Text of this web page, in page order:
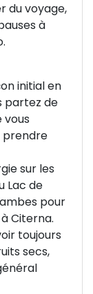
du voyage,
à
initial en
partez de
vous
prendre
sur les
Lac de
pour
Citerna.
toujours
secs,